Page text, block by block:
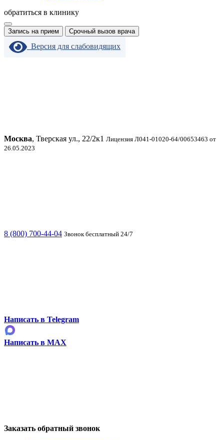
обратиться в клинику
Запись на прием Срочный вызов врача
Версия для слабовидящих
Москва, Тверская ул., 22/2к1 Лицензия Л041-01020-64/00653463 от
26.05.2023
8 (800) 700-44-04 Звонок бесплатный 24/7
Написать в Telegram
Написать в MAX
Заказать обратный звонок